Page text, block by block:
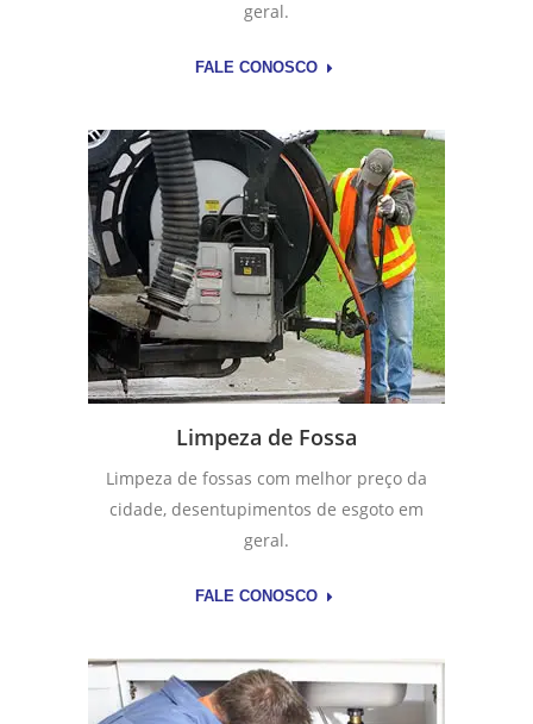
geral.
FALE CONOSCO
Limpeza de Fossa
Limpeza de fossas com melhor preço da
cidade, desentupimentos de esgoto em
geral.
FALE CONOSCO